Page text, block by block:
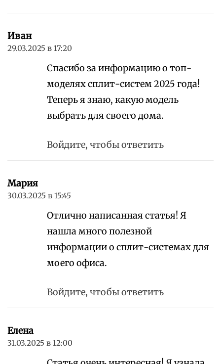
Иван
29.03.2025 в 17:20
Спасибо за информацию о топ-
моделях сплит-систем 2025 года!
Теперь я знаю, какую модель
выбрать для своего дома.
Войдите, чтобы ответить
Мария
30.03.2025 в 15:45
Отлично написанная статья! Я
нашла много полезной
информации о сплит-системах для
моего офиса.
Войдите, чтобы ответить
Елена
31.03.2025 в 12:00